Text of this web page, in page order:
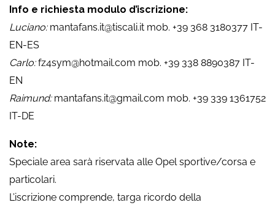
Info e richiesta modulo d’iscrizione:
Luciano:mantafans.it@tiscali.it mob. +39 368 3180377 IT-
EN-ES
Carlo:fz4sym@hotmail.com mob. +39 338 8890387 IT-
EN
Raimund:mantafans.it@gmail.com mob. +39 339 1361752
IT-DE
Note:
Speciale area sarà riservata alle Opel sportive/corsa e
particolari.
L’iscrizione comprende, targa ricordo della